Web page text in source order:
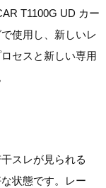
T1100G UD カー
使用し、新しいレ
セスと新しい専用
スレが見られる
状態です。レー